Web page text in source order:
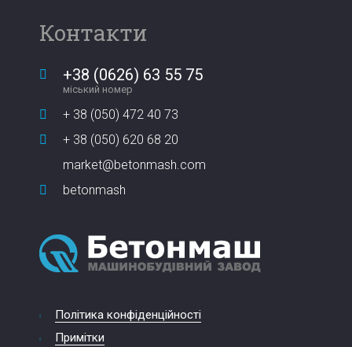
Політика конфіденційності
Примітки
Контакти
+38 (0626) 63 55 75
міський номер
+ 38 (050) 472 40 73
+ 38 (050) 620 68 20
market@betonmash.com
betonmash